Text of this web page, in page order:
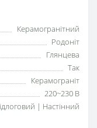
Керамогранітний
Родоніт
Глянцева
Так
Керамограніт
220~230 В
| Настінний